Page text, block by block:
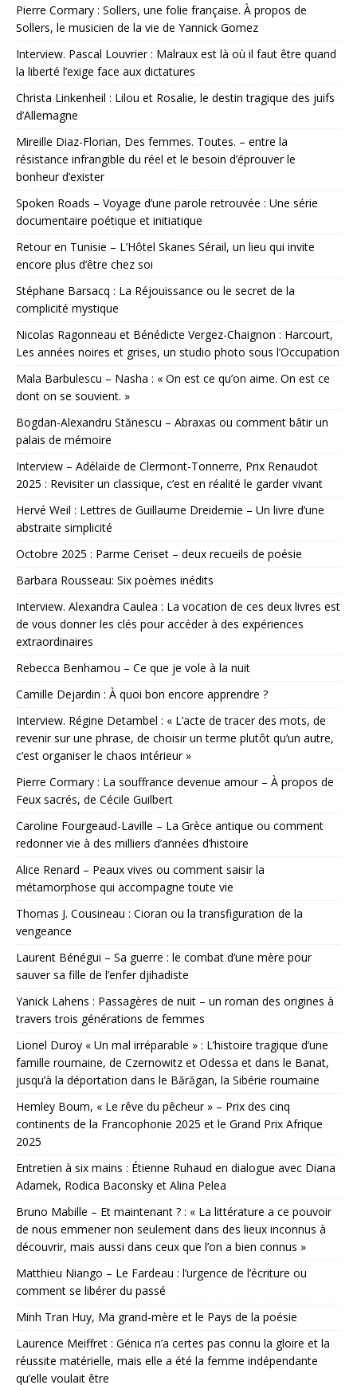
Pierre Cormary : Sollers, une folie française. À propos de
Sollers, le musicien de la vie de Yannick Gomez
Interview. Pascal Louvrier : Malraux est là où il faut être quand
la liberté l’exige face aux dictatures
Christa Linkenheil : Lilou et Rosalie, le destin tragique des juifs
d’Allemagne
Mireille Diaz-Florian, Des femmes. Toutes. – entre la
résistance infrangible du réel et le besoin d’éprouver le
bonheur d’exister
Spoken Roads – Voyage d’une parole retrouvée : Une série
documentaire poétique et initiatique
Retour en Tunisie – L’Hôtel Skanes Sérail, un lieu qui invite
encore plus d’être chez soi
Stéphane Barsacq : La Réjouissance ou le secret de la
complicité mystique
Nicolas Ragonneau et Bénédicte Vergez-Chaignon : Harcourt,
Les années noires et grises, un studio photo sous l’Occupation
Mala Barbulescu – Nasha : « On est ce qu’on aime. On est ce
dont on se souvient. »
Bogdan-Alexandru Stănescu – Abraxas ou comment bâtir un
palais de mémoire
Interview – Adélaïde de Clermont-Tonnerre, Prix Renaudot
2025 : Revisiter un classique, c’est en réalité le garder vivant
Hervé Weil : Lettres de Guillaume Dreidemie – Un livre d’une
abstraite simplicité
Octobre 2025 : Parme Ceriset – deux recueils de poésie
Barbara Rousseau: Six poèmes inédits
Interview. Alexandra Caulea : La vocation de ces deux livres est
de vous donner les clés pour accéder à des expériences
extraordinaires
Rebecca Benhamou – Ce que je vole à la nuit
Camille Dejardin : À quoi bon encore apprendre ?
Interview. Régine Detambel : « L’acte de tracer des mots, de
revenir sur une phrase, de choisir un terme plutôt qu’un autre,
c’est organiser le chaos intérieur »
Pierre Cormary : La souffrance devenue amour – À propos de
Feux sacrés, de Cécile Guilbert
Caroline Fourgeaud-Laville – La Grèce antique ou comment
redonner vie à des milliers d’années d’histoire
Alice Renard – Peaux vives ou comment saisir la
métamorphose qui accompagne toute vie
Thomas J. Cousineau : Cioran ou la transfiguration de la
vengeance
Laurent Bénégui – Sa guerre : le combat d’une mère pour
sauver sa fille de l’enfer djihadiste
Yanick Lahens : Passagères de nuit – un roman des origines à
travers trois générations de femmes
Lionel Duroy « Un mal irréparable » : L’histoire tragique d’une
famille roumaine, de Czernowitz et Odessa et dans le Banat,
jusqu’à la déportation dans le Bărăgan, la Sibérie roumaine
Hemley Boum, « Le rêve du pêcheur » – Prix des cinq
continents de la Francophonie 2025 et le Grand Prix Afrique
2025
Entretien à six mains : Étienne Ruhaud en dialogue avec Diana
Adamek, Rodica Baconsky et Alina Pelea
Bruno Mabille – Et maintenant ? : « La littérature a ce pouvoir
de nous emmener non seulement dans des lieux inconnus à
découvrir, mais aussi dans ceux que l’on a bien connus »
Matthieu Niango – Le Fardeau : l’urgence de l’écriture ou
comment se libérer du passé
Minh Tran Huy, Ma grand-mère et le Pays de la poésie
Laurence Meiffret : Génica n’a certes pas connu la gloire et la
réussite matérielle, mais elle a été la femme indépendante
qu’elle voulait être